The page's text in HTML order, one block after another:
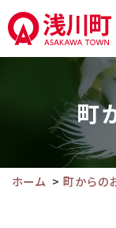
の
ペ
へ
文
町
ホーム 町からの